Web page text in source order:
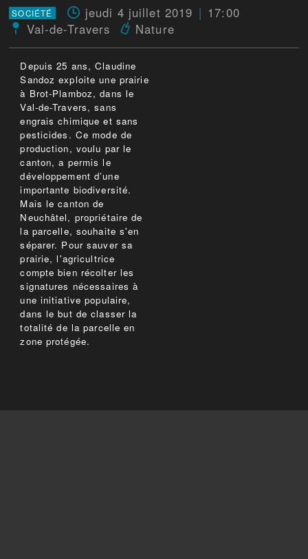
SOCIÉTÉ jeudi 4 juillet 2019
17:00
Val-de-Travers
Nature
Depuis 25 ans, Claudine
Sandoz exploite une prairie
à Brot-Plamboz, dans le
Val-de-Travers, sans
engrais chimique et sans
pesticides. Ce mode de
production, voulu par le
canton, a permis le
développement d’une
importante biodiversité.
Mais le canton de
Neuchâtel, propriétaire de
la parcelle, souhaite s'en
séparer. Pour sauver sa
prairie, l'agricultrice
compte bien récolter les
signatures nécessaires à
une initiative populaire,
dans le but de classer la
totalité de la parcelle en
zone protégée.